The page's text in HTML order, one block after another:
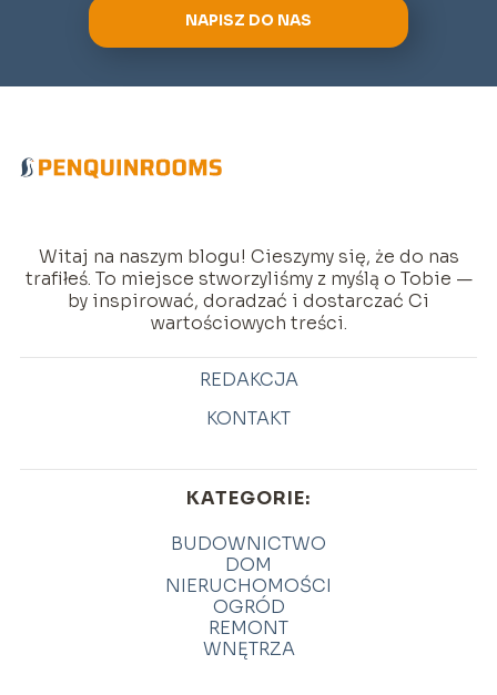
NAPISZ DO NAS
Witaj na naszym blogu! Cieszymy się, że do nas
trafiłeś. To miejsce stworzyliśmy z myślą o Tobie —
by inspirować, doradzać i dostarczać Ci
wartościowych treści.
REDAKCJA
KONTAKT
KATEGORIE:
BUDOWNICTWO
DOM
NIERUCHOMOŚCI
OGRÓD
REMONT
WNĘTRZA